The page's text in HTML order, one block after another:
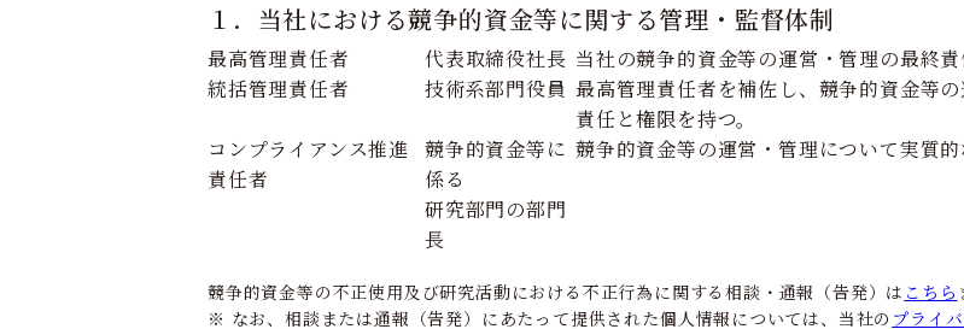
１．当社における競争的資金等に関する管理・監督体制
最高管理責任者 代表取締役社長 当社の競争的資金等の運営・管理の最終責
統括管理責任者
技術系部門役員 最高管理責任者を補佐し、競争的資金等
責任と権限を持つ。
コンプライアンス推進
責任者
競争的資金等に
係る
研究部門の部門
長
競争的資金等の運営・管理について実質的
競争的資金等の不正使用及び研究活動における不正行為に関する相談・通報（告発）は こちら
※ なお、相談または通報（告発）にあたって提供された個人情報については、当社の プライ